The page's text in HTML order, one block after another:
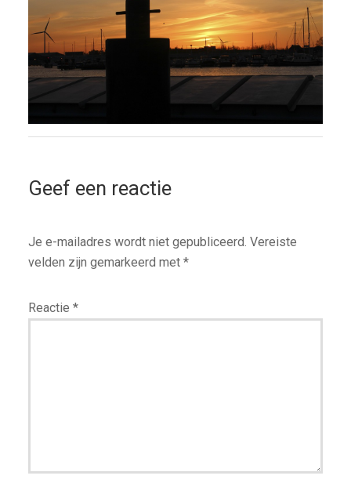
Geef een reactie
Je e-mailadres wordt niet gepubliceerd. Vereiste
velden zijn gemarkeerd met *
Reactie *